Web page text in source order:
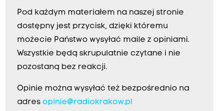
Pod każdym materiałem na naszej stronie
dostępny jest przycisk, dzięki któremu
możecie Państwo wysyłać maile z opiniami.
Wszystkie będą skrupulatnie czytane i nie
pozostaną bez reakcji.
Opinie można wysyłać też bezpośrednio na
adres opinie@radiokrakow.pl